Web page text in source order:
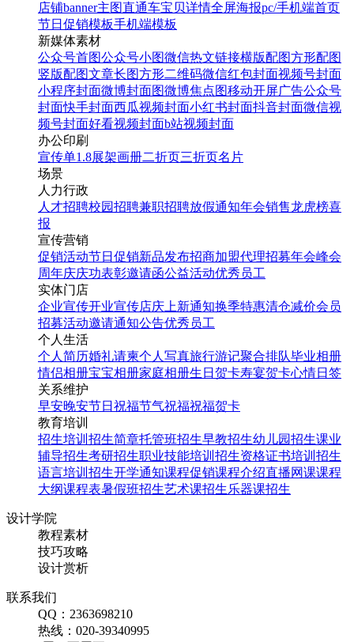
店铺banner主图直通车宝贝详情全屏海报pc/手机端首页
节日促销模板手机端模板
新媒体素材
公众号首图公众号小图微信热文链接横版配图方形配图
竖版配图文章长图方形二维码微信红包封面视频号封面
小程序封面微博封面图微博焦点图移动开屏广告公众号
封面快手封面西瓜视频封面小红书封面抖音封面微信视
频号封面好看视频封面b站视频封面
办公印刷
宣传单1.8展架画册二折页三折页名片
场景
人力行政
人才招聘校园招聘兼职招聘放假通知年会销售龙虎榜喜
报
宣传营销
促销活动节日促销新品发布招商加盟代理招募年会峰会
周年庆庆功表彰邀请函公益活动优秀员工
实体门店
企业宣传开业宣传店庆 上新通知换季特惠清仓减价会员
招募活动邀请通知公告优秀员工
个人生活
个人简历婚礼请柬个人写真旅行游记聚合排队毕业相册
情侣相册宝宝相册家庭相册生日贺卡寿宴贺卡心情日签
关系维护
早安晚安节日祝福节气祝福祝福贺卡
教育培训
招生培训 招生简章托管班招生早教招生幼儿园招生课业
辅导招生考研招生职业技能培训招生资格证书培训招生
语言培训招生开学通知课程促销课程介绍直播网课课程
大纲课程表暑假班招生艺术课招生乐器课招生
设计学院
教程素材
技巧攻略
设计赏析
联系我们
QQ：2363698210
热线：020-39340995